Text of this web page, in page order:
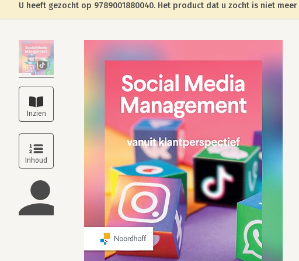
U heeft gezocht op 9789001880040. Het product dat u zocht is niet